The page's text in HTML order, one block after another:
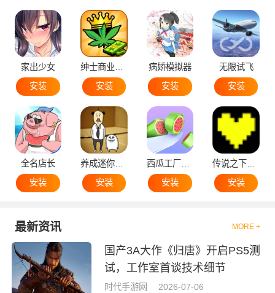
家出少女
安装
安装
病娇模拟器
安装
无限试飞
安装
全名店长
安装
安装
安装
安装
最新资讯 MORE +
国产3A大作《归唐》开启PS5测
试，工作室首谈技术细节
时代手游网 2026-07-06